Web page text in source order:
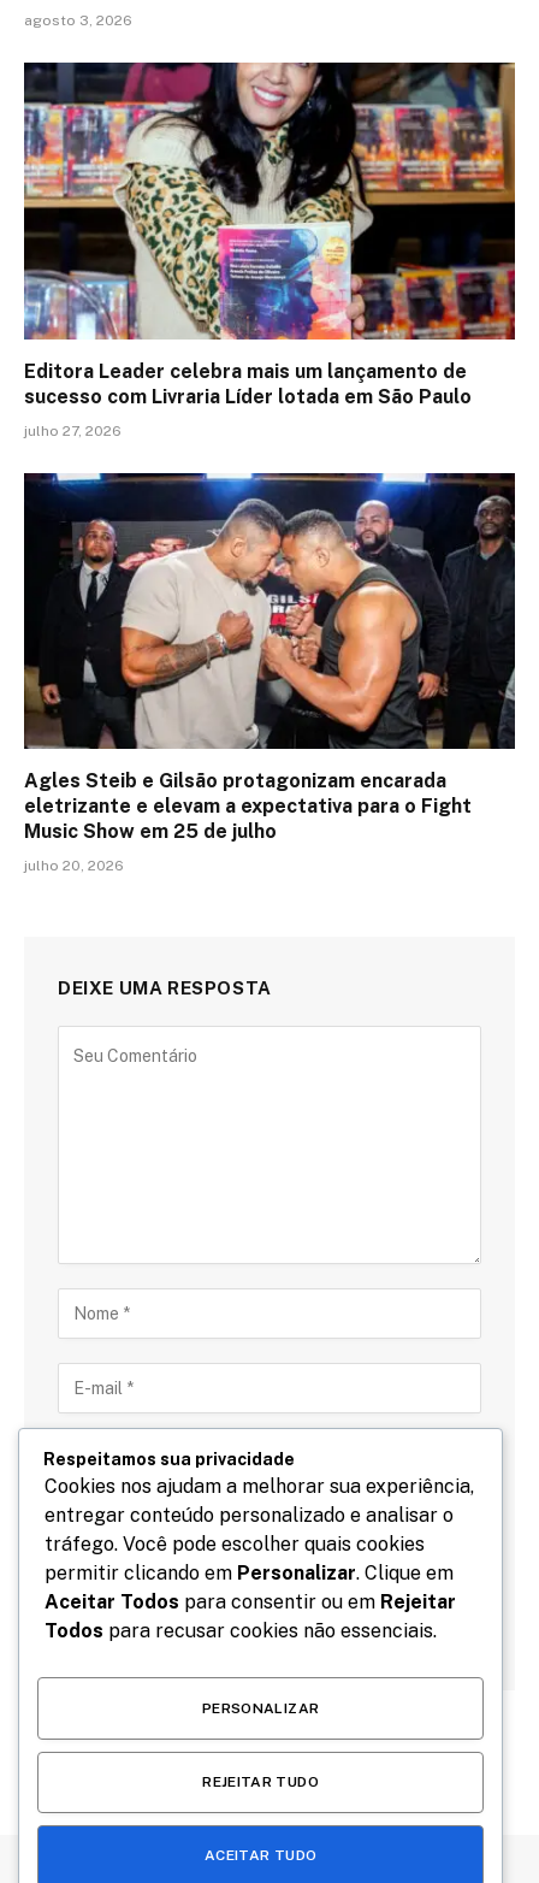
agosto 3, 2026
Editora Leader celebra mais um lançamento de
sucesso com Livraria Líder lotada em São Paulo
julho 27, 2026
Agles Steib e Gilsão protagonizam encarada
eletrizante e elevam a expectativa para o Fight
Music Show em 25 de julho
julho 20, 2026
DEIXE UMA RESPOSTA
Salve meu nome, email e site neste navegador para
a próxima vez que eu comentar.
Respeitamos sua privacidade
Cookies nos ajudam a melhorar sua experiência,
entregar conteúdo personalizado e analisar o
tráfego. Você pode escolher quais cookies
permitir clicando em Personalizar. Clique em
Aceitar Todos para consentir ou em Rejeitar
Todos para recusar cookies não essenciais.
PERSONALIZAR
REJEITAR TUDO
ACEITAR TUDO